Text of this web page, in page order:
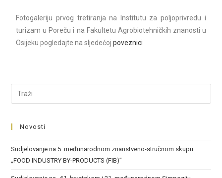
Fotogaleriju prvog tretiranja na Institutu za poljoprivredu i
turizam u Poreču i na Fakultetu Agrobiotehničkih znanosti u
Osijeku pogledajte na sljedećojpoveznici
Novosti
Sudjelovanje na 5. međunarodnom znanstveno-stručnom skupu
„FOOD INDUSTRY BY-PRODUCTS (FIB)”